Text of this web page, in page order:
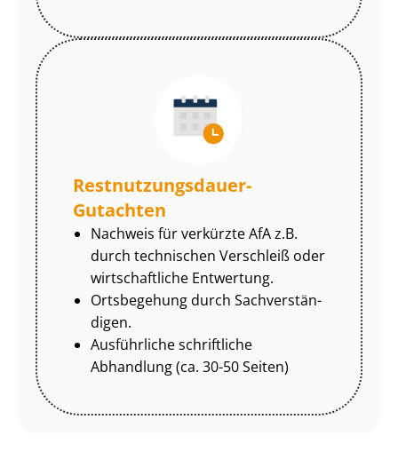
Rest­nut­zungs­dau­er-
Gutachten
Nachweis für verkürzte AfA z.B.
durch technischen Verschleiß oder
wirtschaftliche Entwertung.
Ortsbegehung durch Sach­ver­stän­
di­gen.
Ausführliche schriftliche
Abhandlung (ca. 30-50 Seiten)